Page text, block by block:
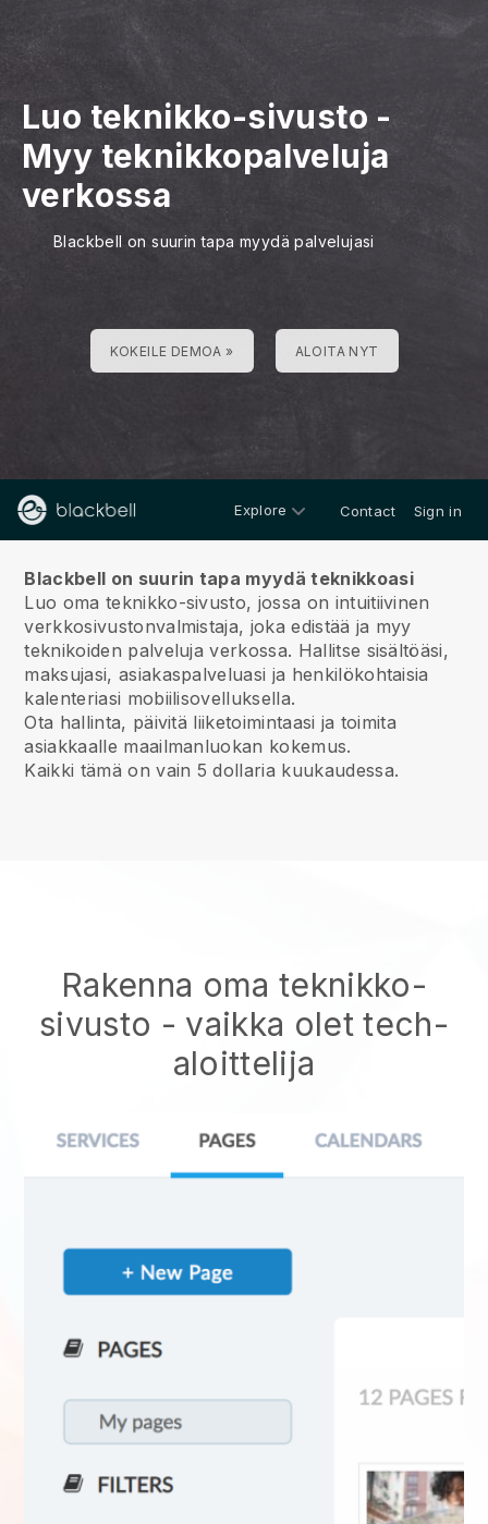
Luo teknikko-sivusto -
Myy teknikkopalveluja
verkossa
Blackbell on suurin tapa myydä palvelujasi
KOKEILE DEMOA » ALOITA NYT
Explore Contact Sign in
Blackbell on suurin tapa myydä teknikkoasi
Luo oma teknikko-sivusto, jossa on intuitiivinen
verkkosivustonvalmistaja, joka edistää ja myy
teknikoiden palveluja verkossa. Hallitse sisältöäsi,
maksujasi, asiakaspalveluasi ja henkilökohtaisia
kalenteriasi mobiilisovelluksella.
Ota hallinta, päivitä liiketoimintaasi ja toimita
asiakkaalle maailmanluokan kokemus.
Kaikki tämä on vain 5 dollaria kuukaudessa.
Rakenna oma teknikko-
sivusto - vaikka olet tech-
aloittelija